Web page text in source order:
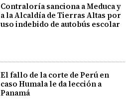
Contraloría sanciona a Meduca y
a la Alcaldía de Tierras Altas por
uso indebido de autobús escolar
El fallo de la corte de Perú en
caso Humala le da lección a
Panamá